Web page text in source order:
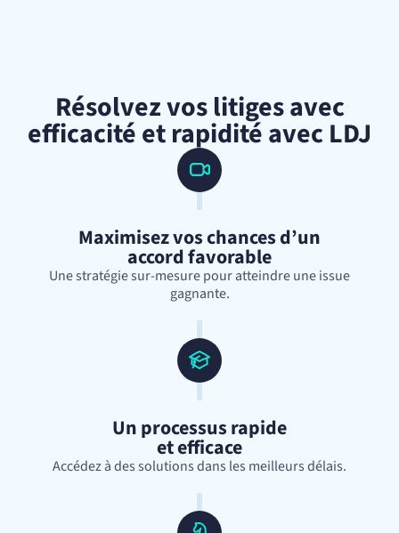
Résolvez vos litiges avec
efficacité et rapidité avec LDJ
Maximisez vos chances d’un
accord favorable
Une stratégie sur-mesure pour atteindre une issue
gagnante.
Un processus rapide
et efficace
Accédez à des solutions dans les meilleurs délais.